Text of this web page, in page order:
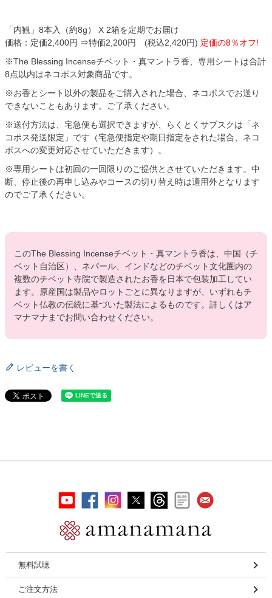
「内観」8本入（約8g） X 2箱を定期でお届け
価格：定価2,400円 ⇒特価2,200円 (税込2,420円) 定価の8％オフ!
※The Blessing Incenseチベット・真マントラ香、専用シートは合計
8点以内はネコポス対象商品です。
※お香とシート以外の製品をご購入された場合、ネコポスでお送り
できないこともあります。ご了承ください。
※送付方法は、宅急便も選択できますが、らくとくサブスクは「ネ
コポス発送限定」です（宅急便指定や期日指定をされた場合、ネコ
ポスへの変更対応させていただきます）。
※専用シートは初回の一回限りのご提供とさせていただきます。中
断、停止後の再申し込みやコースの切り替え時は適用外となります
のでご了承ください。
このThe Blessing Incenseチベット・真マントラ香は、中国（チ
ベット自治区）、ネパール、インドなどのチベット文化圏内の
複数のチベット寺院で製造されたお香を日本で包装加工してい
ます。原産国は製品やロットごとに異なりますが、いずれもチ
ベット仏教の伝統に基づいた製法によるものです。詳しくはア
マナマナまでお問い合わせください。
レビューを書く
無料試聴
ご注文方法